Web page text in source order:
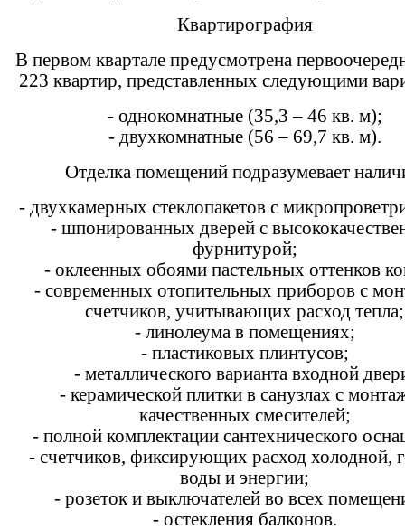
Квартирография
В первом квартале предусмотрена
223 квартир, представленных следующими
- однокомнатные (35,3 – 46 кв. м);
- двухкомнатные (56 – 69,7 кв. м).
Отделка помещений подразумевает
- двухкамерных стеклопакетов с
- шпонированных дверей с
фурнитурой;
- оклеенных обоями пастельных оттенков
- современных отопительных приборов с
счетчиков, учитывающих расход тепла;
- линолеума в помещениях;
- пластиковых плинтусов;
- металлического варианта входной
- керамической плитки в санузлах с
качественных смесителей;
- полной комплектации сантехнического
- счетчиков, фиксирующих расход холодной,
воды и энергии;
- розеток и выключателей во всех
- остекления балконов.